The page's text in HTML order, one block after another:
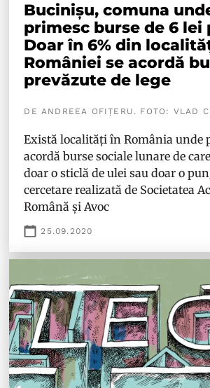
Bucinișu, comuna
primesc burse de 6 lei
Doar în 6% din
României se acordă
prevăzute de lege
DE ANDREEA OFIȚERU. FOTO: VLAD
Există localități în România unde
acordă burse sociale lunare de
doar o sticlă de ulei sau doar o
cercetare realizată de Societatea
Română și Avoc
25.09.2020